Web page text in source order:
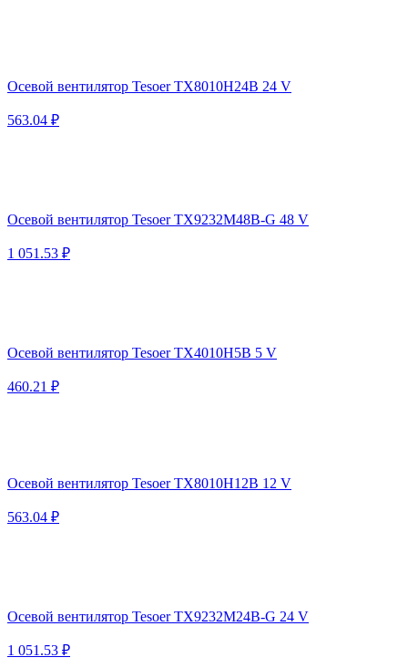
Осевой вентилятор Tesoer TX8010H24B 24 V
563.04 ₽
Осевой вентилятор Tesoer TX9232M48B-G 48 V
1 051.53 ₽
Осевой вентилятор Tesoer TX4010H5B 5 V
460.21 ₽
Осевой вентилятор Tesoer TX8010H12B 12 V
563.04 ₽
Осевой вентилятор Tesoer TX9232M24B-G 24 V
1 051.53 ₽